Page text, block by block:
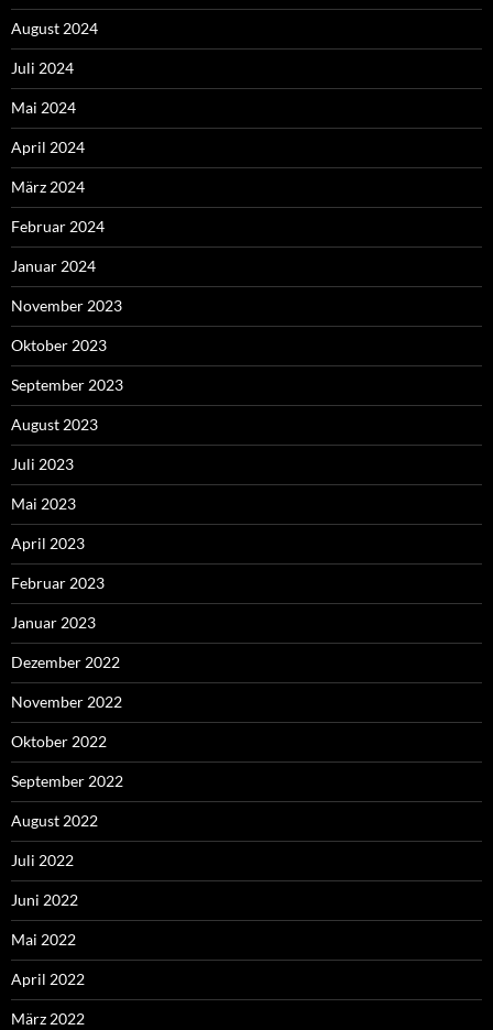
August 2024
Juli 2024
Mai 2024
April 2024
März 2024
Februar 2024
Januar 2024
November 2023
Oktober 2023
September 2023
August 2023
Juli 2023
Mai 2023
April 2023
Februar 2023
Januar 2023
Dezember 2022
November 2022
Oktober 2022
September 2022
August 2022
Juli 2022
Juni 2022
Mai 2022
April 2022
März 2022